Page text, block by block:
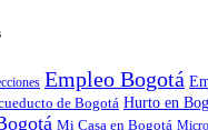
Empleo Bogotá
de Bogotá Hurto en
Mi Casa en Bogotá